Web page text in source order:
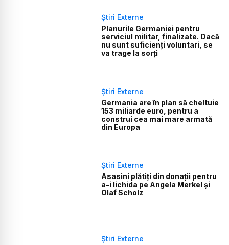
Știri Externe
Planurile Germaniei pentru
serviciul militar, finalizate. Dacă
nu sunt suficienți voluntari, se
va trage la sorți
Știri Externe
Germania are în plan să cheltuie
153 miliarde euro, pentru a
construi cea mai mare armată
din Europa
Știri Externe
Asasini plătiți din donații pentru
a-i lichida pe Angela Merkel și
Olaf Scholz
Știri Externe